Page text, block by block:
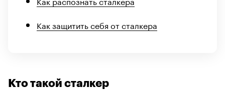
Как защитить себя от сталкера
Кто такой сталкер